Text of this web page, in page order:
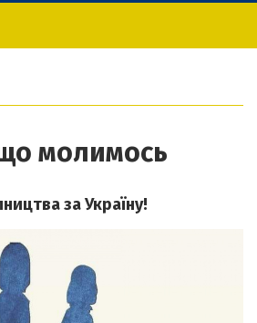
молимось
за Україну!